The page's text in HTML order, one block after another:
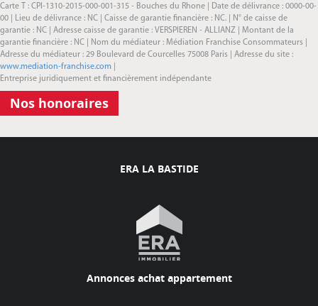
Carte T : CPI-1310-2015-000-001-315 - Bouches du Rhone | Date de délivrance : 0000-00-
00 | Lieu de délivrance : NC | Caisse de garantie financière : NC. | N° de caisse de
garantie : NC | Adresse caisse de garantie : VERSPIEREN - ALLIANZ | Montant de la
garantie financière : NC | Nom du médiateur : Médiation Franchise Consommateurs |
Adresse du médiateur : 29 Boulevard de Courcelles 75008 Paris | Adresse du site :
www.mediation-franchise.com
Entreprise juridiquement et financièrement indépendante
Nos honoraires
ERA LA BASTIDE
Annonces achat appartement